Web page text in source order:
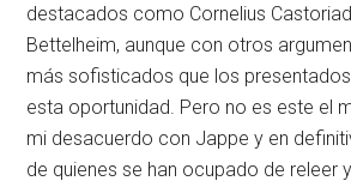
destacados como Cornelius
Bettelheim, aunque con otros
más sofisticados que los
esta oportunidad. Pero no es este el
mi desacuerdo con Jappe y en
de quienes se han ocupado de releer